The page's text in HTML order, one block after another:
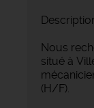
Nous
situé à
(H/F).